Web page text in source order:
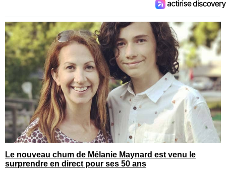
Le nouveau chum de Mélanie Maynard est venu le
surprendre en direct pour ses 50 ans